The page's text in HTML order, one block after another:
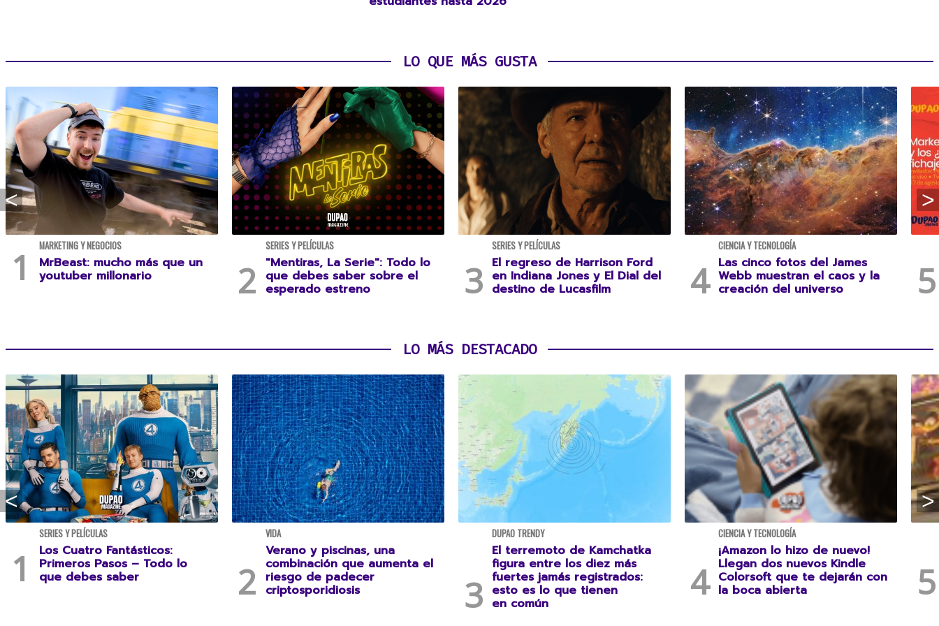
LO QUE MÁS GUSTA
MARKETING Y NEGOCIOS
MrBeast: mucho más que un
youtuber millonario
SERIES Y PELÍCULAS
"Mentiras, La Serie": Todo lo
que debes saber sobre el
esperado estreno
SERIES Y PELÍCULAS
El regreso de Harrison Ford
en Indiana Jones y El Dial del
destino de Lucasfilm
CIENCIA Y TECNOLOGÍA
Las cinco fotos del James
Webb muestran el caos y la
creación del universo
LO MÁS DESTACADO
SERIES Y PELÍCULAS
Los Cuatro Fantásticos:
Primeros Pasos – Todo lo
que debes saber
VIDA
Verano y piscinas, una
combinación que aumenta el
riesgo de padecer
criptosporidiosis
DUPAO TRENDY
El terremoto de Kamchatka
figura entre los diez más
fuertes jamás registrados:
esto es lo que tienen
en común
CIENCIA Y TECNOLOGÍA
¡Amazon lo hizo de nuevo!
Llegan dos nuevos Kindle
Colorsoft que te dejarán con
la boca abierta